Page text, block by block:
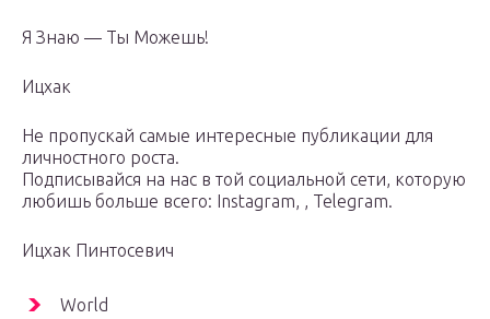
Я Знаю — Ты Можешь!
Ицхак
Не пропускай самые интересные публикации для
личностного роста.
Подписывайся на нас в той социальной сети, которую
любишь больше всего: Instagram, , Telegram.
Ицхак Пинтосевич
World